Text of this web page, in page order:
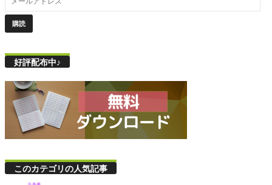
好評配布中♪
このカテゴリの人気記事